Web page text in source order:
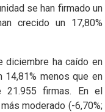
se han firmado un
crecido un 17,80%
diciembre ha caído en
14,81% menos que en
21.955 firmas. En el
moderado (-6,70%;